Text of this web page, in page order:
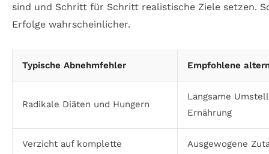
sind und Schritt für Schritt realistische Ziele setzen.
Erfolge wahrscheinlicher.
Typische Abnehmfehler Empfohlene
Radikale Diäten und Hungern
Langsame
Ernährung
Verzicht auf komplette
Ausgewogene